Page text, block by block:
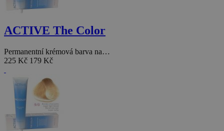
ACTIVE The Color
Permanentní krémová barva na…
225 Kč 179 Kč